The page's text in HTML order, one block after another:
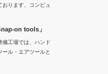
おります、コンピュ
on tools」
備工場では、ハンド
ール・エアツールと